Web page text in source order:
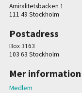
Amiralitetsbacken 1
111 49 Stockholm
Postadress
Box 3163
103 63 Stockholm
Mer information
Medlem